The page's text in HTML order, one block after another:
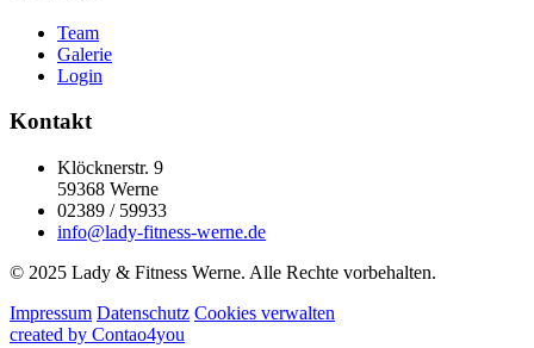
Team
Galerie
Login
Kontakt
Klöcknerstr. 9
59368 Werne
02389 / 59933
info@lady-fitness-werne.de
© 2025 Lady & Fitness Werne. Alle Rechte vorbehalten.
Impressum Datenschutz Cookies verwalten
created by Contao4you